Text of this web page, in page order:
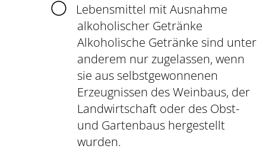
Lebensmittel mit Ausnahme
alkoholischer Getränke
Alkoholische Getränke sind unter
anderem nur zugelassen, wenn
sie aus selbstgewonnenen
Erzeugnissen des Weinbaus, der
Landwirtschaft oder des Obst-
und Gartenbaus hergestellt
wurden.